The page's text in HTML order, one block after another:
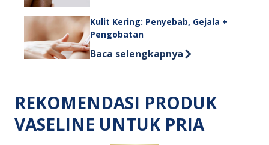
Kulit Kering: Penyebab, Gejala +
Pengobatan
Discover more about Kulit Kering:
Baca selengkapnya
REKOMENDASI PRODUK
VASELINE UNTUK PRIA